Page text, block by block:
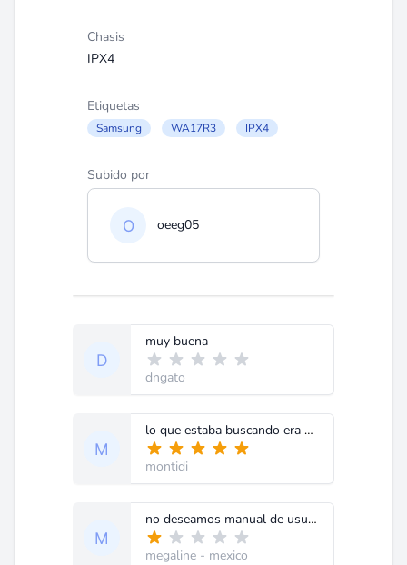
Chasis
IPX4
Etiquetas
Samsung WA17R3 IPX4
Subido por
oeeg05
muy buena
dngato
lo que estaba buscando era el diagrama electrico de la tarjeta de esta lavadora (samsung wa17r3)
montidi
no deseamos manual de usuario, necesito manual de servicio
megaline - mexico